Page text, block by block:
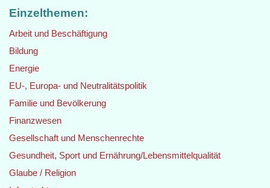
Einzelthemen:
Arbeit und Beschäftigung
Bildung
Energie
EU-, Europa- und Neutralitätspolitik
Familie und Bevölkerung
Finanzwesen
Gesellschaft und Menschenrechte
Gesundheit, Sport und Ernährung/Lebensmittelqualität
Glaube / Religion